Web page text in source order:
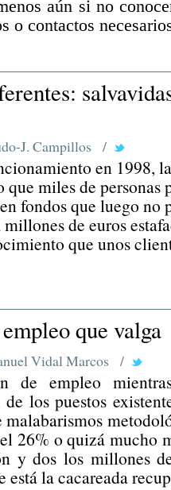
aún si no
o contactos
J. Campillos /
en 1998,
que miles de personas
fondos que luego no
de euros
que unos
que valga
Vidal Marcos /
de empleo
los puestos
26% o quizá mucho
y dos los millones
la cacareada